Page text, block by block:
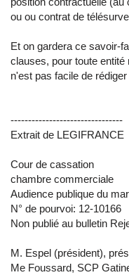
ou ou contrat de
Et on gardera ce savoir-
clauses, pour toute
n'est pas facile de
--------------------------------
Extrait de LEGIFRANCE
Cour de cassation
chambre commerciale
Audience publique du
N° de pourvoi: 12-10166
Non publié au bulletin
M. Espel (président),
Me Foussard, SCP